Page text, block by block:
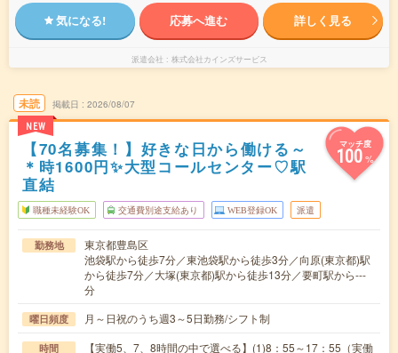
気になる! 応募へ進む 詳しく見る
派遣会社 株式会社カインズサービス
未読
NEW
掲載日 2026/08/07
マッチ度
100%
【70名募集！】好きな日から働ける～
＊時1600円✨大型コールセンター♡駅
直結
職種未経験OK 交通費別途支給あり WEB登録OK 派遣
勤務地
東京都豊島区
池袋駅から徒歩7分／東池袋駅から徒歩3分／向原(東京都)駅
から徒歩7分／大塚(東京都)駅から徒歩13分／要町駅から---
分
曜日頻度 月～日祝のうち週3～5日勤務/シフト制
時間 【実働5、7、8時間の中で選べる】(1)8：55～17：55（実働